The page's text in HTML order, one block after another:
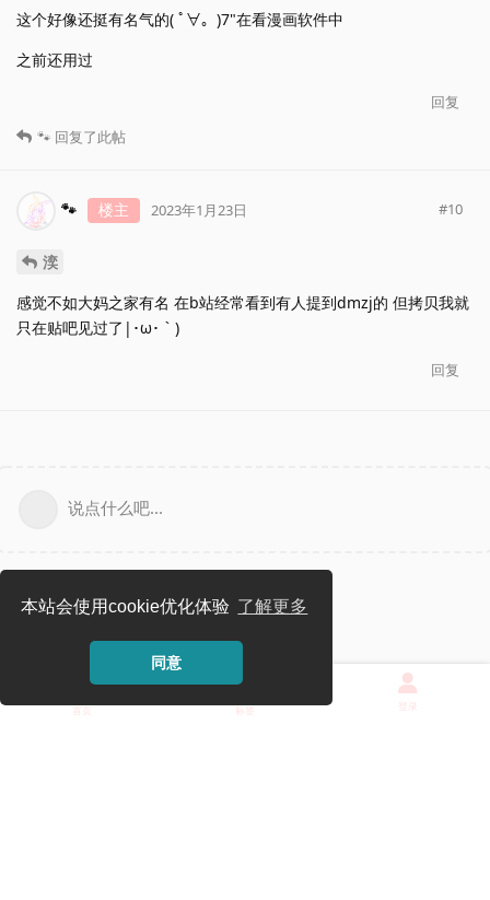
本站会使用cookie优化体验 了解更多
同意
这个好像还挺有名气的( ﾟ∀。)7"在看漫画软件中
之前还用过
回复
🐾 回复了此帖
🐾 楼主 2023年1月23日 #10
湙
感觉不如大妈之家有名 在b站经常看到有人提到dmzj的 但拷贝我就
只在贴吧见过了|･ω･｀)
回复
说点什么吧...
首页 标签 登录